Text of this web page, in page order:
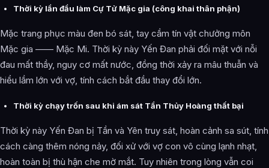
Thời kỳ lần đầu làm Cự Tử Mặc gia (công khai thân phận)
Mặc trang phục màu đen bó sát, tay cầm tín vật chưởng môn
Mặc gia —— Mặc Mi. Thời kỳ này Yến Đan phải đối mặt với nỗi
đau mất thầy, nguy cơ mất nước, đồng thời xảy ra mâu thuẫn và
hiểu lầm lớn với vợ, tính cách bắt đầu thay đổi lớn.
Thời kỳ chạy trốn sau khi ám sát Tần Thủy Hoàng thất bại
Thời kỳ này Yến Đan bị Tần và Yên truy sát, hoàn cảnh sa sút, tính
cách càng thêm nóng nảy, đối xử với vợ con vô cùng lạnh nhạt,
hoàn toàn bị thù hận che mờ mắt. Tuy nhiên trong lòng vẫn coi